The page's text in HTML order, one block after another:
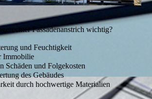
Fassadenanstrich wichtig?
und Feuchtigkeit
Immobilie
Schäden und Folgekosten
des Gebäudes
durch hochwertige Materialien